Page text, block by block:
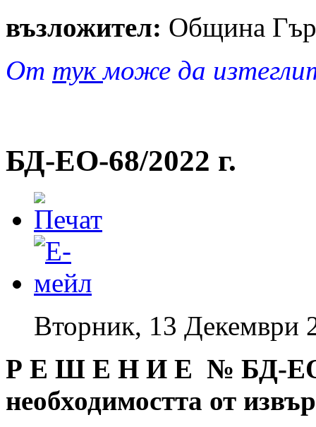
възложител: Община
От тукможе да
БД-EO-68/2022 г.
Вторник, 13 Декември
Р Е Ш Е Н И Е № БД-
необходимостта от